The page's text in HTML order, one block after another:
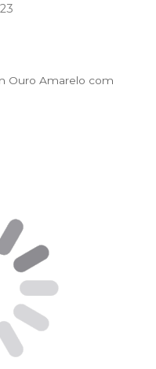
Ouro Amarelo com